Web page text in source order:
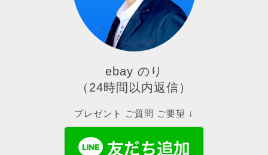
ebay のり
（24時間以内返信）
プレゼント ご質問 ご要望 ↓